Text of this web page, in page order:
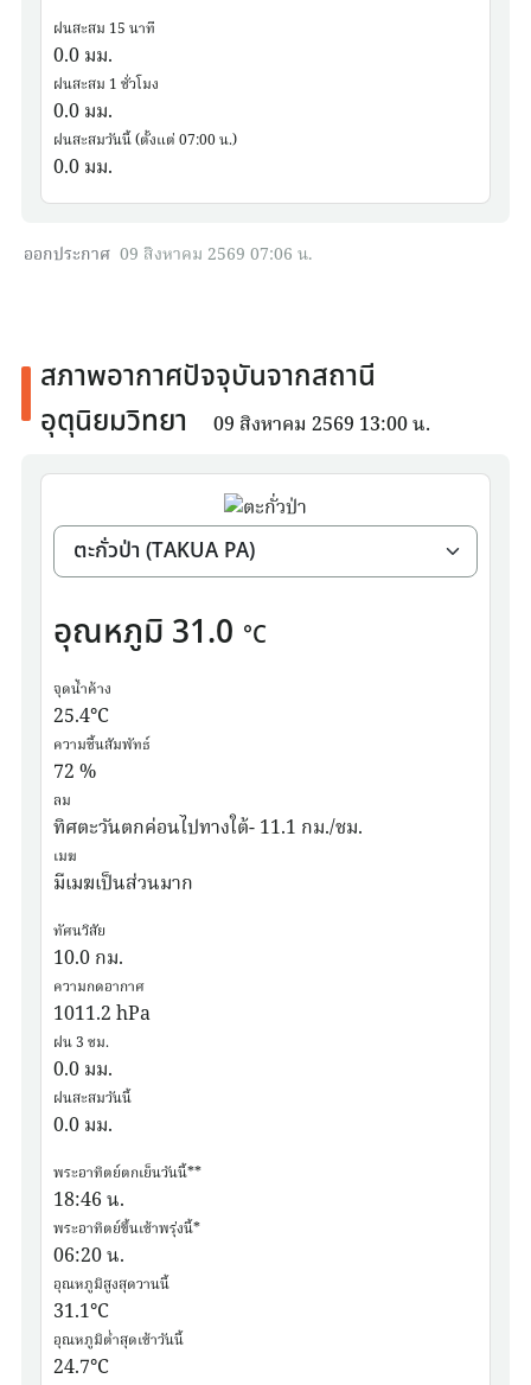
ฝนสะสม 15 นาที
0.0มม.
ฝนสะสม 1 ชั่วโมง
0.0มม.
ฝนสะสมวันนี้ (ตั้งแต่ 07:00 น.)
0.0มม.
ออกประกาศ 09 สิงหาคม 2569 07:06 น.
สภาพอากาศปัจจุบันจากสถานี
อุตุนิยมวิทยา
09 สิงหาคม 2569 13:00 น.
อุณหภูมิ 31.0 °C
จุดน้ำค้าง
25.4°C
ความชื้นสัมพัทธ์
72%
ลม
ทิศตะวันตกค่อนไปทางใต้- 11.1 กม./ชม.
เมฆ
มีเมฆเป็นส่วนมาก
ทัศนวิสัย
10.0กม.
ความกดอากาศ
1011.2hPa
ฝน 3 ชม.
0.0มม.
ฝนสะสมวันนี้
0.0มม.
พระอาทิตย์ตกเย็นวันนี้**
18:46น.
พระอาทิตย์ขึ้นเช้าพรุ่งนี้*
06:20น.
อุณหภูมิสูงสุดวานนี้
31.1°C
อุณหภูมิต่ำสุดเช้าวันนี้
24.7°C